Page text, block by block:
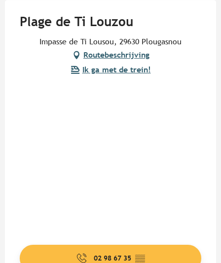
Plage de Ti Louzou
Impasse de Ti Lousou, 29630 Plougasnou
Routebeschrijving
Ik ga met de trein!
02 98 67 35 ▒▒